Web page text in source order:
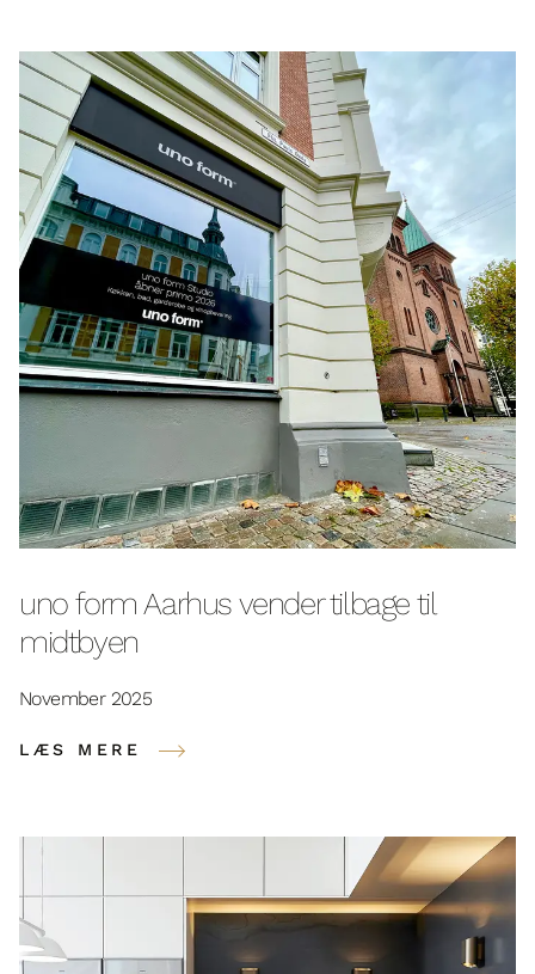
uno form Aarhus vender tilbage til
midtbyen
November 2025
LÆS MERE